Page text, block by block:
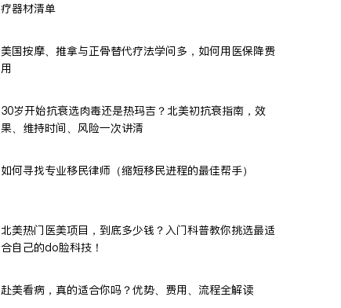
疗器材清单
美国按摩、推拿与正骨替代疗法学问多，如何用医保降费
用
30岁开始抗衰选肉毒还是热玛吉？北美初抗衰指南，效
果、维持时间、风险一次讲清
如何寻找专业移民律师（缩短移民进程的最佳帮手）
北美热门医美项目，到底多少钱？入门科普教你挑选最适
合自己的do脸科技！
赴美看病，真的适合你吗？优势、费用、流程全解读